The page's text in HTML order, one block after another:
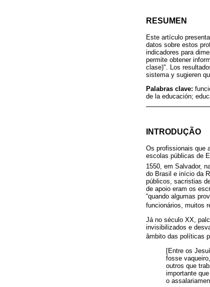
RESUMEN
Este artículo
datos sobre estos
indicadores para
permite obtener
clase)". Los
sistema y sugieren
Palabras clave:
de la educación;
INTRODUÇÃO
Os profissionais que
escolas públicas de
1550, em Salvador,
do Brasil e início da
públicos, sacristias
de apoio eram os
“quando algumas
funcionários, muitos
Já no século XX,
invisibilizados e
âmbito das políticas
[Entre os
fosse
outros que
importante
o